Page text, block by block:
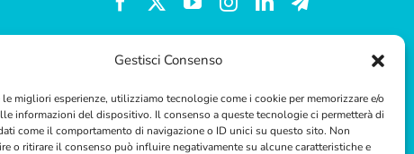
Gestisci Consenso
le migliori esperienze, utilizziamo tecnologie come i cookie per memorizzare e/o
informazioni del dispositivo. Il consenso a queste tecnologie ci permetterà di
come il comportamento di navigazione o ID unici su questo sito. Non
o ritirare il consenso può influire negativamente su alcune caratteristiche e